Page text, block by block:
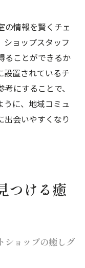
の情報を賢くチェ
ショップスタッフ
ることができるか
設置されているチ
にすることで、
うに、地域コミュ
出会いやすくなり
つける癒
ショップの癒しグ